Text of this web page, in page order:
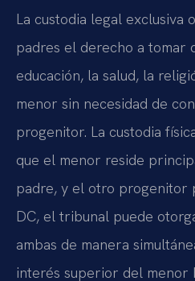
La custodia legal exclusiva
padres el derecho a tomar
educación, la salud, la
menor sin necesidad de
progenitor. La custodia
que el menor reside
padre, y el otro progenitor
DC, el tribunal puede
ambas de manera
interés superior del menor